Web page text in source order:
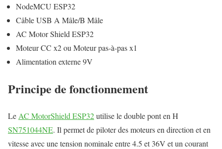
NodeMCU ESP32
Câble USB A Mâle/B Mâle
AC Motor Shield ESP32
Moteur CC x2 ou Moteur pas-à-pas x1
Alimentation externe 9V
Principe de fonctionnement
Le AC MotorShield ESP32utilise le double pont en H
SN751044NE. Il permet de piloter des moteurs en direction et en
vitesse avec une tension nominale entre 4.5 et 36V et un courant